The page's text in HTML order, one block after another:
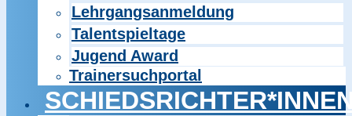
Lehrgangsanmeldung
Talentspieltage
Jugend Award
Trainersuchportal